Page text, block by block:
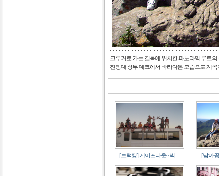
크루거로 가는 길목에 위치한 파노라믹 루트의
전망대 상부 데크에서 바라다본 모습으로 계
[트럭킹] 케이프타운~빅... [남아